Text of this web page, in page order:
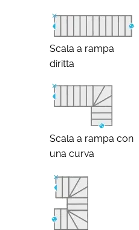
Scala a rampa
diritta
Scala a rampa con
una curva